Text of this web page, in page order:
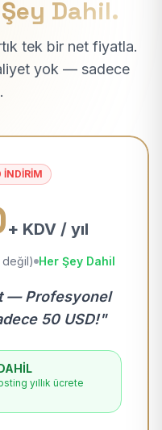
Dahil.
tek bir net fiyatla.
yok — sadece
İNDİRİM
+ KDV / yıl
değil) Her Şey Dahil
— Profesyonel
50 USD!"
yıllık ücrete